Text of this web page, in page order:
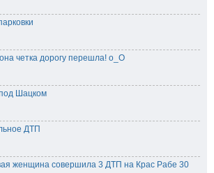
четка дорогу перешла! o_О
Шацком
ДТП
женщина совершила 3 ДТП на Крас Рабе 30